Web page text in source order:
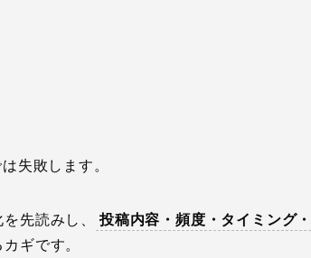
失敗します。
先読みし、
投稿内容・頻度・タイミング
ギです。